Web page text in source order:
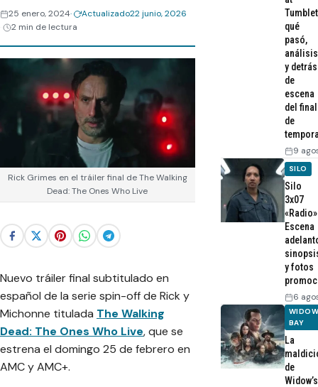
Webisodios
25 enero, 2024 Actualizado22 junio, 2026
2 min de lectura
Rick Grimes en el tráiler final de The Walking
Dead: The Ones Who Live
Nuevo tráiler final subtitulado en
español de la serie spin-off de Rick y
Michonne titulada The Walking
Dead: The Ones Who Live, que se
estrena el domingo 25 de febrero en
AMC y AMC+.
qué
pasó,
análisis
y detrás
de
escena
del final
de
9
SILO
Silo
3x07
Escena
y fotos
6
BAY
La
de
Widow’s